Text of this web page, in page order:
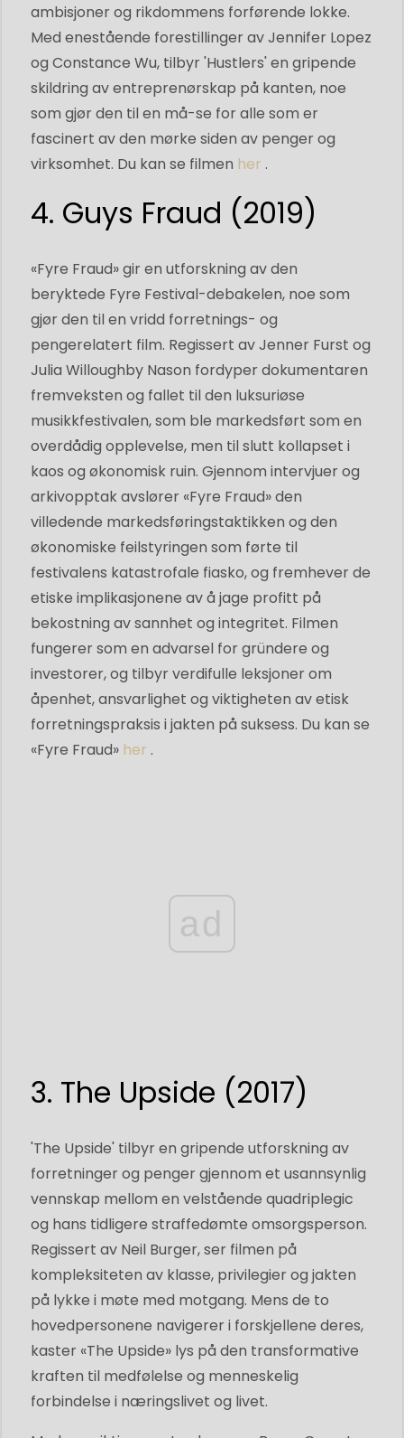
ambisjoner og rikdommens forførende lokke.
Med enestående forestillinger av Jennifer Lopez
og Constance Wu, tilbyr 'Hustlers' en gripende
skildring av entreprenørskap på kanten, noe
som gjør den til en må-se for alle som er
fascinert av den mørke siden av penger og
virksomhet. Du kan se filmen her .
4. Guys Fraud (2019)
«Fyre Fraud» gir en utforskning av den
beryktede Fyre Festival-debakelen, noe som
gjør den til en vridd forretnings- og
pengerelatert film. Regissert av Jenner Furst og
Julia Willoughby Nason fordyper dokumentaren
fremveksten og fallet til den luksuriøse
musikkfestivalen, som ble markedsført som en
overdådig opplevelse, men til slutt kollapset i
kaos og økonomisk ruin. Gjennom intervjuer og
arkivopptak avslører «Fyre Fraud» den
villedende markedsføringstaktikken og den
økonomiske feilstyringen som førte til
festivalens katastrofale fiasko, og fremhever de
etiske implikasjonene av å jage profitt på
bekostning av sannhet og integritet. Filmen
fungerer som en advarsel for gründere og
investorer, og tilbyr verdifulle leksjoner om
åpenhet, ansvarlighet og viktigheten av etisk
forretningspraksis i jakten på suksess. Du kan se
«Fyre Fraud» her .
ad
3. The Upside (2017)
'The Upside' tilbyr en gripende utforskning av
forretninger og penger gjennom et usannsynlig
vennskap mellom en velstående quadriplegic
og hans tidligere straffedømte omsorgsperson.
Regissert av Neil Burger, ser filmen på
kompleksiteten av klasse, privilegier og jakten
på lykke i møte med motgang. Mens de to
hovedpersonene navigerer i forskjellene deres,
kaster «The Upside» lys på den transformative
kraften til medfølelse og menneskelig
forbindelse i næringslivet og livet.